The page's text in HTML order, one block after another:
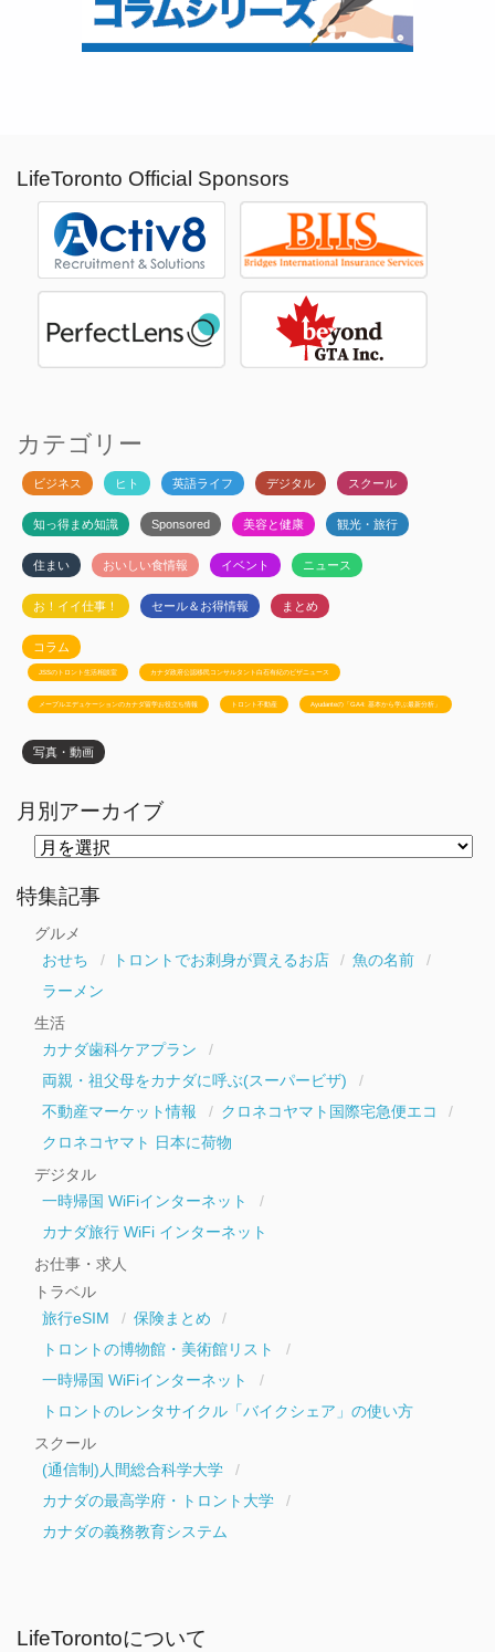
LifeToronto Official Sponsors
カテゴリー
ビジネス ヒト 英語ライフ デジタル スクール
知っ得まめ知識 Sponsored 美容と健康 観光・旅行
住まい おいしい食情報 イベント ニュース
お！イイ仕事！ セール＆お得情報 まとめ
コラム
JSSのトロント生活相談室 カナダ政府公認移民コンサルタント白石有紀のビザニュース
メープルエデュケーションのカナダ留学お役立ち情報 トロント不動産 Ayudanteの「GA4: 基本から学ぶ最新分析」
写真・動画
月別アーカイブ
ー
カ
特集記事
グルメ
おせち
トロントでお刺身が買えるお店
魚の名前
ラーメン
生活
カナダ歯科ケアプラン
両親・祖父母をカナダに呼ぶ(スーパービザ)
不動産マーケット情報
クロネコヤマト国際宅急便エコ
クロネコヤマト 日本に荷物
デジタル
一時帰国 WiFiインターネット
カナダ旅行 WiFi インターネット
お仕事・求人
トラベル
旅行eSIM
保険まとめ
トロントの博物館・美術館リスト
一時帰国 WiFiインターネット
トロントのレンタサイクル「バイクシェア」の使い方
スクール
(通信制)人間総合科学大学
カナダの最高学府・トロント大学
カナダの義務教育システム
LifeTorontoについて